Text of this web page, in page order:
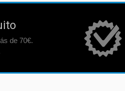
de 70€.